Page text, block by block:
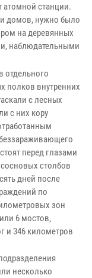
атомной станции.
домов, нужно было
на деревянных
наблюдательными
отдельного
полков внутренних
с лесных
с них кору
перед глазами
столбов
дней после
по
зон
6 мостов,
и 346 километров
несколько